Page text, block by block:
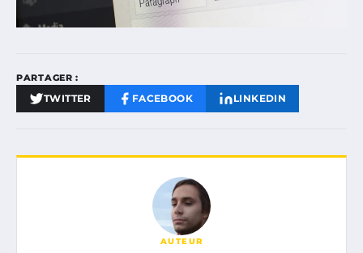
PARTAGER :
TWITTER FACEBOOK LINKEDIN
AUTEUR